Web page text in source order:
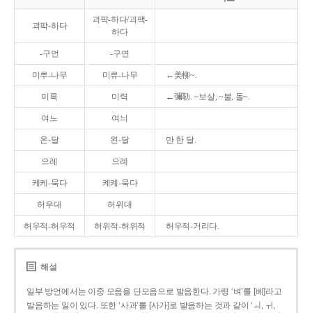
괴팍-하다
괴퍅-하다/괴팩-
하다
-구먼 -구면
미루-나무 미류-나무 ←美柳~.
미륵 미력 ←彌勒. ~보살, ~불, 돌~.
여느 여늬
온-달 왼-달 만 한 달.
으레 으례
케케-묵다 켸켸-묵다
허우대 허위대
허우적-허우적 허위적-허위적 허우적-거리다.
해설
일부 방언에서는 이중 모음을 단모음으로 발음한다. 가령 ‘벼’를 [베]라고
발음하는 일이 있다. 또한 ‘사과’를 [사가]로 발음하는 것과 같이 ‘ㅚ, ㅟ,